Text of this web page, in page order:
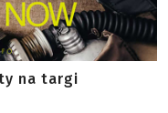
na targi